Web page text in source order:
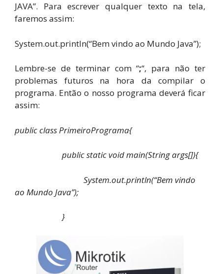
JAVA”. Para escrever qualquer texto na tela,
faremos assim:
System.out.println(“Bem vindo ao Mundo Java”);
Lembre-se de terminar com “;“, para não ter
problemas futuros na hora da compilar o
programa. Então o nosso programa deverá ficar
assim:
public class PrimeiroPrograma{
public static void main(String args[]){
System.out.println(“Bem vindo
ao Mundo Java”);
}